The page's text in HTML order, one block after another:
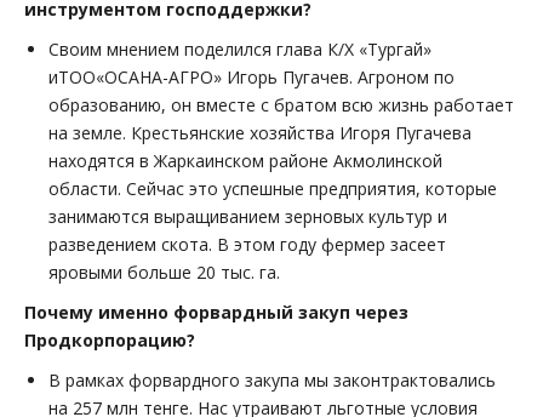
инструментом господдержки?
Своим мнением поделился глава К/Х «Тургай»
иТОО«ОСАНА-АГРО» Игорь Пугачев. Агроном по
образованию, он вместе с братом всю жизнь работает
на земле. Крестьянские хозяйства Игоря Пугачева
находятся в Жаркаинском районе Акмолинской
области. Сейчас это успешные предприятия, которые
занимаются выращиванием зерновых культур и
разведением скота. В этом году фермер засеет
яровыми больше 20 тыс. га.
Почему именно форвардный закуп через
Продкорпорацию?
В рамках форвардного закупа мы законтрактовались
на 257 млн тенге. Нас утраивают льготные условия